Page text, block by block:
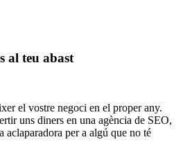
al teu abast
el vostre negoci en el proper any.
uns diners en una agència de SEO,
aclaparadora per a algú que no té